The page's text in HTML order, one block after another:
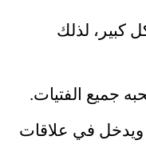
كبير، لذلك
جميع الفتيات.
ويدخل في علاقات